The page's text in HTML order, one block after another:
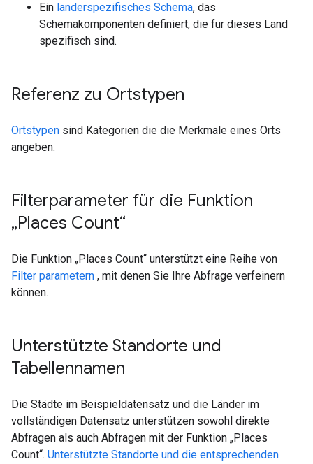
Ein länderspezifisches Schema, das
Schemakomponenten definiert, die für dieses Land
spezifisch sind.
Referenz zu Ortstypen
Ortstypen sind Kategorien die die Merkmale eines Orts
angeben.
Filterparameter für die Funktion
„Places Count“
Die Funktion „Places Count“ unterstützt eine Reihe von
Filter parametern , mit denen Sie Ihre Abfrage verfeinern
können.
Unterstützte Standorte und
Tabellennamen
Die Städte im Beispieldatensatz und die Länder im
vollständigen Datensatz unterstützen sowohl direkte
Abfragen als auch Abfragen mit der Funktion „Places
Count“. Unterstützte Standorte und die entsprechenden